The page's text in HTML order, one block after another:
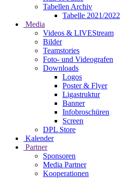
Tabellen Archiv
Tabelle 2021/2022
Media
Videos & LIVEStream
Bilder
Teamstories
Foto- und Videografen
Downloads
Logos
Poster & Flyer
Ligastruktur
Banner
Infobroschüren
Screen
DPL Store
Kalender
Partner
Sponsoren
Media Partner
Kooperationen